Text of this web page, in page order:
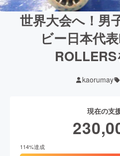
世界大会へ！男
ビー日本代
ROLLERS
kaorumay
現在の支
114%達成